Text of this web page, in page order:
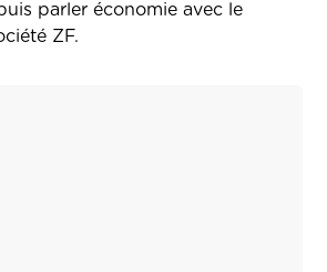
parler économie avec le
ZF.